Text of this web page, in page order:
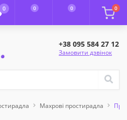
0 0 0 0
+38 095 584 27 12
Замовити дзвінок
Махрові простирадла